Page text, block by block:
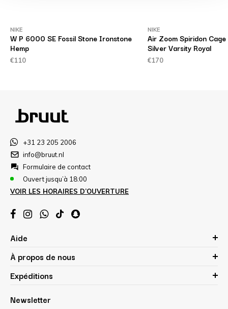
NIKE
W P 6000 SE Fossil Stone Ironstone
Hemp
€110
NIKE
Air Zoom Spiridon
Silver Varsity Royal
€170
+31 23 205 2006
info@bruut.nl
Formulaire de contact
Ouvert jusqu’à 18:00
VOIR LES HORAIRES D’OUVERTURE
Aide
À propos de nous
Expéditions
Newsletter